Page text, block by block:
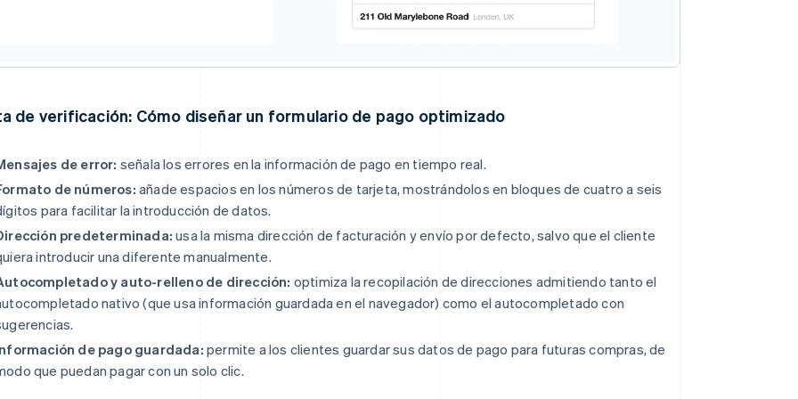
de verificación: Cómo diseñar un formulario de pago optimizado
de error: señala los errores en la información de pago en tiempo real.
de números: añade espacios en los números de tarjeta, mostrándolos en bloques de cuatro a seis
para facilitar la introducción de datos.
predeterminada: usa la misma dirección de facturación y envío por defecto, salvo que el cliente
introducir una diferente manualmente.
y auto-relleno de dirección: optimiza la recopilación de direcciones admitiendo tanto el
nativo (que usa información guardada en el navegador) como el autocompletado con
de pago guardada:permite a los clientes guardar sus datos de pago para futuras compras, de
que puedan pagar con un solo clic.